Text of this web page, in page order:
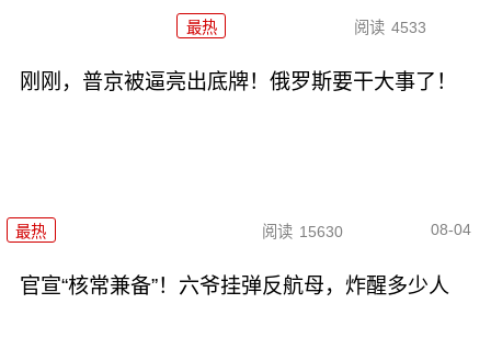
最热 阅读 4533
刚刚，普京被逼亮出底牌！俄罗斯要干大事了！
最热 阅读 15630 08-04
官宣“核常兼备”！六爷挂弹反航母，炸醒多少人